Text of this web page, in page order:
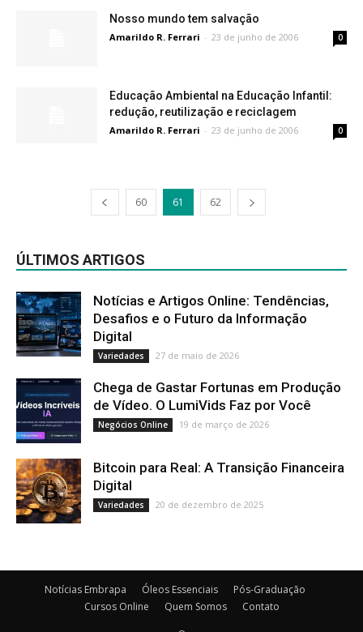
Nosso mundo tem salvação
Amarildo R. Ferrari - 23 de junho de 2006 0
Educação Ambiental na Educação Infantil:
redução, reutilização e reciclagem
Amarildo R. Ferrari - 23 de junho de 2006 0
60 61 62
ÚLTIMOS ARTIGOS
Notícias e Artigos Online: Tendências,
Desafios e o Futuro da Informação
Digital
Variedades 27 de maio de 2026
Chega de Gastar Fortunas em Produção
de Vídeo. O LumiVids Faz por Você
Negócios Online 19 de março de 2026
Bitcoin para Real: A Transição Financeira
Digital
Variedades 20 de dezembro de 2025
Notícias Embrapa Óleos Essenciais
Pós-Graduação
Cursos Online
Quem Somos Contato